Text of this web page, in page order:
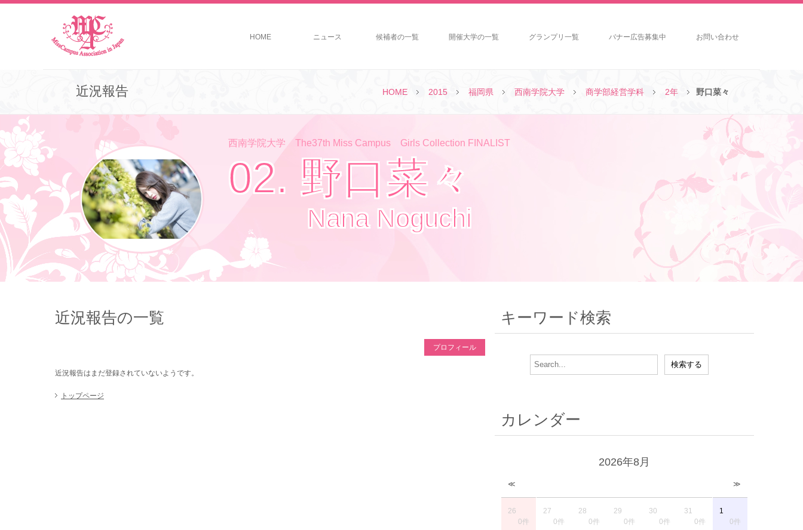
HOME ニュース 候補者の一覧 開催大学の一覧 グランプリ一覧 バナー広告募集中 お問い合わせ
HOME 2015 福岡県 西南学院大学 商学部経営学科 2年 野口菜々
近況報告
西南学院大学 The37th Miss Campus Girls Collection FINALIST
02. 野口菜々
Nana Noguchi
近況報告の一覧
プロフィール
近況報告はまだ登録されていないようです。
トップページ
キーワード検索
カレンダー
2026年8月
≪ ≫
26
0件
27
0件
28
0件
29
0件
30
0件
31
0件
1
0件